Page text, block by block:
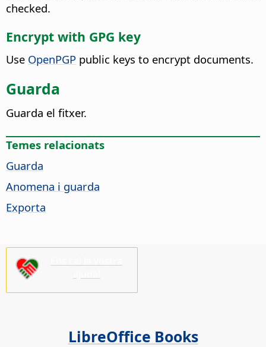
checked.
Encrypt with GPG key
Use OpenPGP public keys to encrypt documents.
Guarda
Guarda el fitxer.
Temes relacionats
Guarda
Anomena i guarda
Exporta
LibreOffice Books